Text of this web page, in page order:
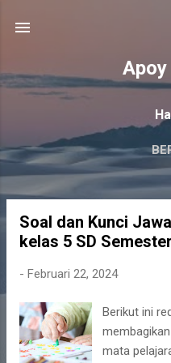
Soal dan Kunci
kelas 5 SD
- Februari 22, 2024
Berikut ini
mata